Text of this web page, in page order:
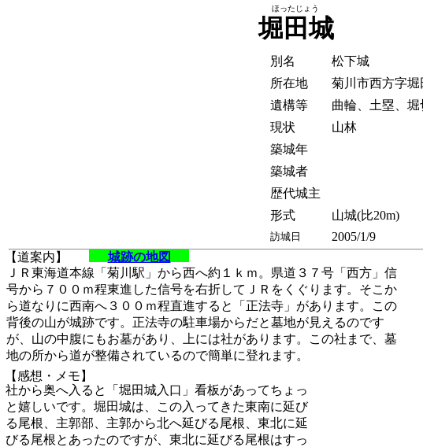
城跡の地図
堀田城
別名
松下城
所在地
菊川市西方字堀
遺構等
曲輪、土塁、堀
現状
山林
築城年
築城者
歴代城主
形式
山城(比20m)
訪城日
2005/1/9
【道案内】
【感想・メモ】
ほったじょう
ＪＲ東海道本線「菊川駅」から西へ約１ｋｍ。県道３７号「西方」信
号から７００ｍ程東進した信号を右折してＪＲをくぐります。そこか
ら道なりに西南へ３００ｍ程直進すると「正法寺」があります。この
背後の山が城跡です。正法寺の駐車場からだと墓地が見えるのです
が、山の中腹にもお墓があり、上には社があります。この社まで、墓
地の所から道が整備されているので簡単に登れます。
社から奥へ入ると「堀田城入口」看板があってちょっ
と嬉しいです。堀田城は、この入ってきた東南に延び
る尾根、主郭部、主郭から北へ延びる尾根、東北に延
びる尾根とあったのですが、東北に延びる尾根はすっ